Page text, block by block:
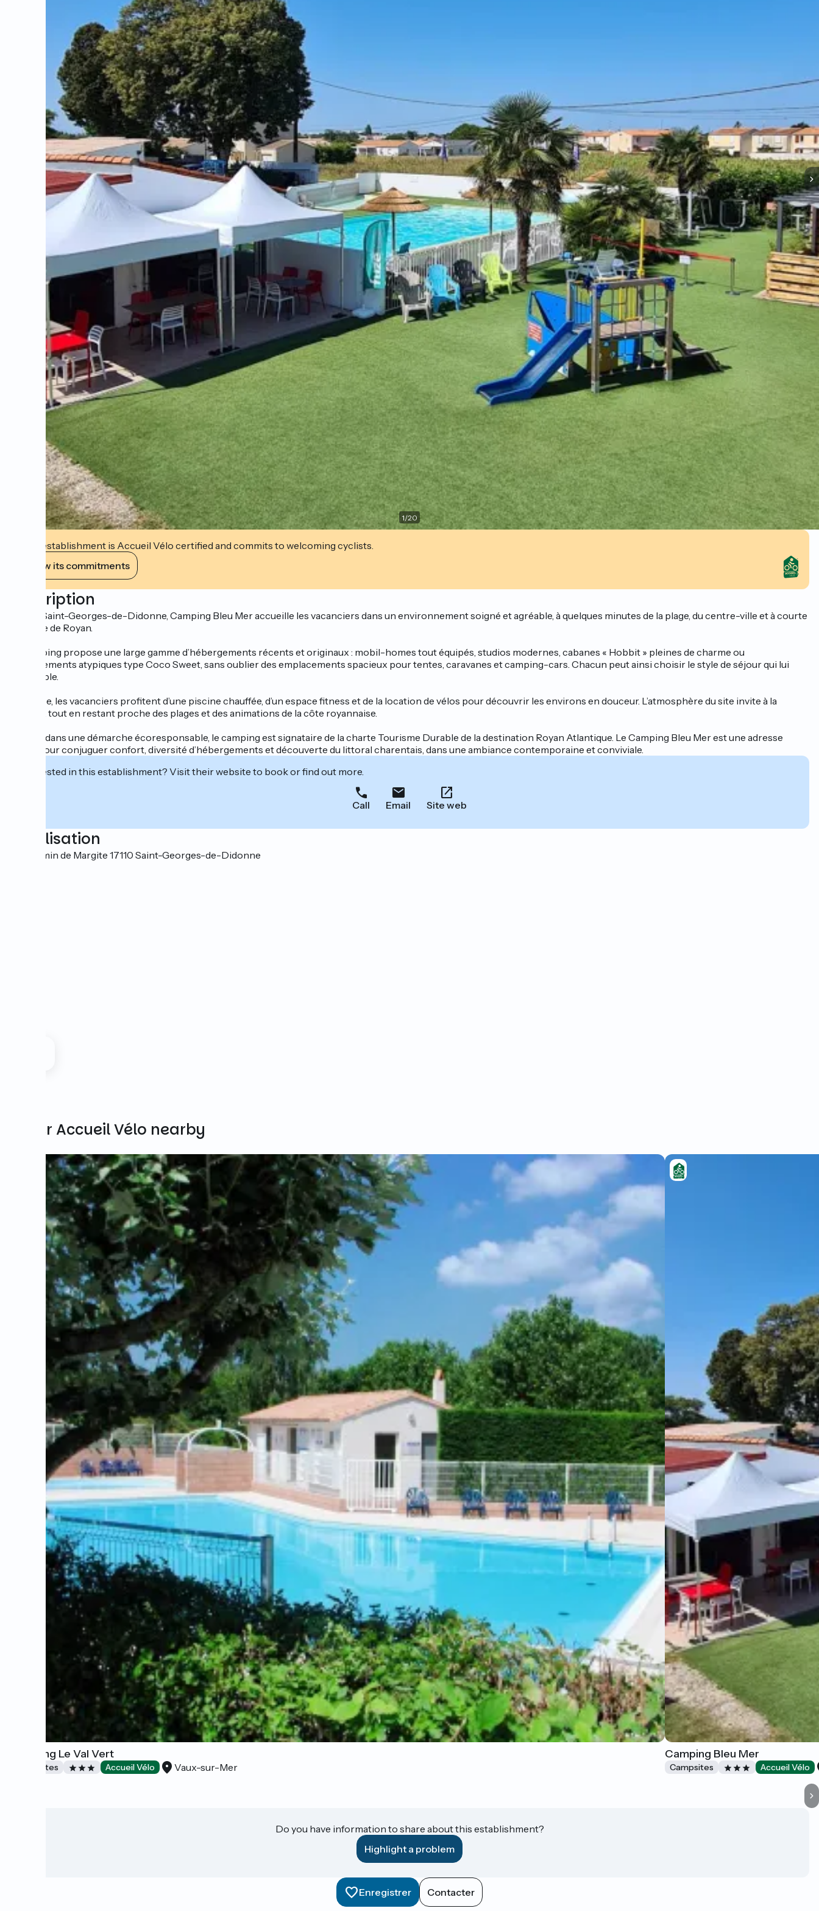
1/20
This establishment is Accueil Vélo certified and commits to welcoming cyclists.
View its commitments
Description
Situé à Saint-Georges-de-Didonne, Camping Bleu Mer accueille les vacanciers dans un environnement soigné et agréable, à quelques minutes de la plage, du centre-ville et à courte
distance de Royan.
Le camping propose une large gamme d’hébergements récents et originaux : mobil-homes tout équipés, studios modernes, cabanes « Hobbit » pleines de charme ou
hébergements atypiques type Coco Sweet, sans oublier des emplacements spacieux pour tentes, caravanes et camping-cars. Chacun peut ainsi choisir le style de séjour qui lui
ressemble.
Sur place, les vacanciers profitent d’une piscine chauffée, d’un espace fitness et de la location de vélos pour découvrir les environs en douceur. L’atmosphère du site invite à la
détente, tout en restant proche des plages et des animations de la côte royannaise.
Engagé dans une démarche écoresponsable, le camping est signataire de la charte Tourisme Durable de la destination Royan Atlantique. Le Camping Bleu Mer est une adresse
idéale pour conjuguer confort, diversité d’hébergements et découverte du littoral charentais, dans une ambiance contemporaine et conviviale.
Interested in this establishment? Visit their website to book or find out more.
Call Email Site web
Localisation
80 chemin de Margite 17110 Saint-Georges-de-Didonne
Other Accueil Vélo nearby
Camping Le Val Vert
Campsites Accueil Vélo Vaux-sur-Mer
Camping Bleu Mer
Campsites Accueil Vélo
Do you have information to share about this establishment?
Highlight a problem
Enregistrer Contacter